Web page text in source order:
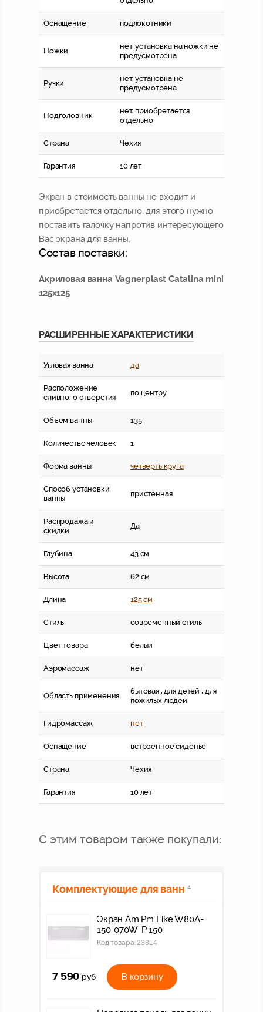
Оснащение подлокотники
Ножки
нет, установка на ножки не
предусмотрена
Ручки
нет, установка не
предусмотрена
Подголовник
нет, приобретается
отдельно
Страна Чехия
Гарантия 10 лет
Экран в стоимость ванны не входит и
приобретается отдельно, для этого нужно
поставить галочку напротив интересующего
Вас экрана для ванны.
Состав поставки:
Акриловая ванна Vagnerplast Catalina mini
125x125
РАСШИРЕННЫЕ ХАРАКТЕРИСТИКИ
Угловая ванна да
Расположение
сливного отверстия
по центру
Объем ванны 135
Количество человек 1
Форма ванны четверть круга
Способ установки
ванны
пристенная
Распродажа и
скидки
Да
Глубина 43 см
Высота 62 см
Длина 125 см
Стиль современный стиль
Цвет товара белый
Аэромассаж нет
Область применения
бытовая , для детей , для
пожилых людей
Гидромассаж нет
Оснащение встроенное сиденье
Страна Чехия
Гарантия 10 лет
С этим товаром также покупали:
Комплектующие для ванн 4
Экран Am.Pm Like W80A-
150-070W-P 150
Код товара: 23314
7 590 руб В корзину